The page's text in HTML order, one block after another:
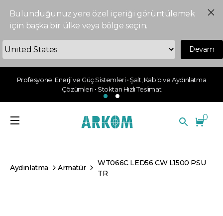
Bulunduğunuz yere özel içeriği görüntülemek
için başka bir ülke veya bölge seçin.
Devam
Profesyonel Enerji ve Güç Sistemleri • Şalt, Kablo ve Aydınlatma
Çözümleri • Stoktan Hızlı Teslimat
0
Aydınlatma Armatür
WT066C LED56 CW L1500 PSU
TR